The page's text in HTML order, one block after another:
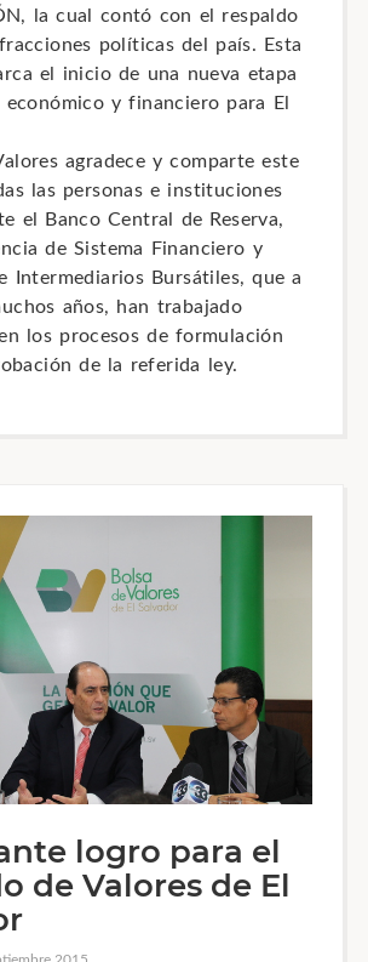
la cual contó con el respaldo
políticas del país. Esta
el inicio de una nueva etapa
y financiero para El
agradece y comparte este
las personas e instituciones
el Banco Central de Reserva,
de Sistema Financiero y
Intermediarios Bursátiles, que a
años, han trabajado
los procesos de formulación
de la referida ley.
logro para el
de Valores de El
2015